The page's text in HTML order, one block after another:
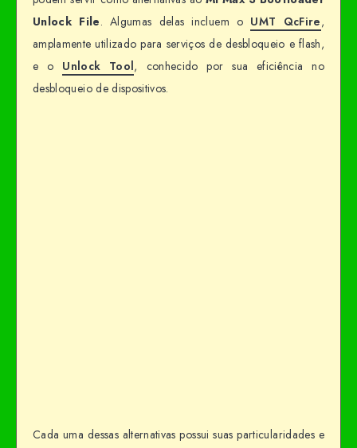
Unlock File. Algumas delas incluem o UMT QcFire,
amplamente utilizado para serviços de desbloqueio e flash,
e o Unlock Tool, conhecido por sua eficiência no
desbloqueio de dispositivos.
Cada uma dessas alternativas possui suas particularidades e